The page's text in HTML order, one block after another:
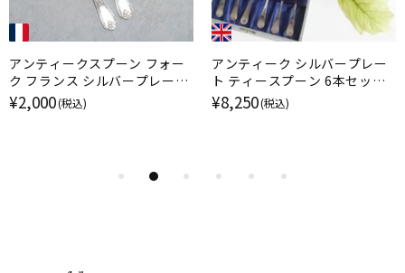
アンティークスプーン フォー
ク フランス シルバープレート
製カトラリー ARMAND
FRENAIS
¥2,000(税込)
アンティーク シルバープレー
ト ティースプーン 6本セット
シンプルな形 カトラリー
¥8,250(税込)